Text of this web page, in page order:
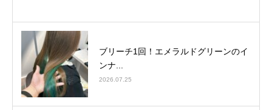
ブリーチ1回！エメラルドグリーンのイ
ンナ...
2026.07.25